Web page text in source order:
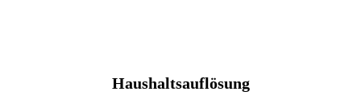
Haushaltsauflösung